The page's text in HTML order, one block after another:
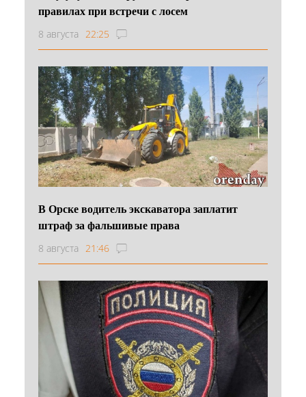
правилах при встречи с лосем
8 августа 22:25
В Орске водитель экскаватора заплатит
штраф за фальшивые права
8 августа 21:46